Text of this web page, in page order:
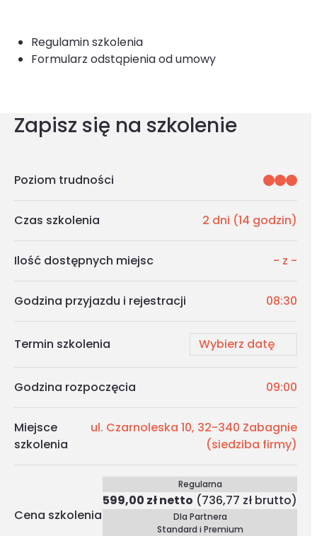
Regulamin szkolenia
Formularz odstąpienia od umowy
Zapisz się na szkolenie
Poziom trudności
Czas szkolenia 2 dni (14 godzin)
Ilość dostępnych miejsc - z -
Godzina przyjazdu i rejestracji 08:30
Termin szkolenia
Godzina rozpoczęcia 09:00
Miejsce
szkolenia
ul. Czarnoleska 10, 32-340 Zabagnie
(siedziba firmy)
Cena szkolenia
Regularna
599,00 zł netto (736,77 zł brutto)
Dla Partnera
Standard i Premium